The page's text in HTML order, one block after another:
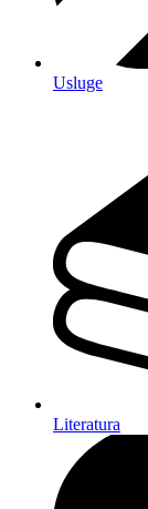
Usluge
Literatura